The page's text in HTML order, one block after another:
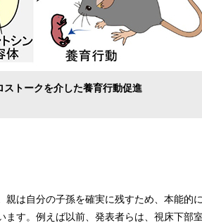
トークを介した養育行動促進
は自分の子孫を確実に残すため、本能的
す。例えば以前、発表者らは、視床下部